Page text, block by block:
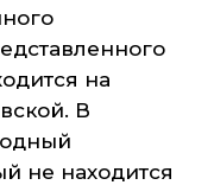
на
В
не находится